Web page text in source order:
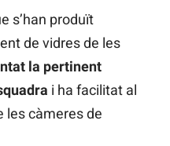
s’han produït
de vidres de les
la pertinent
i ha facilitat al
les càmeres de